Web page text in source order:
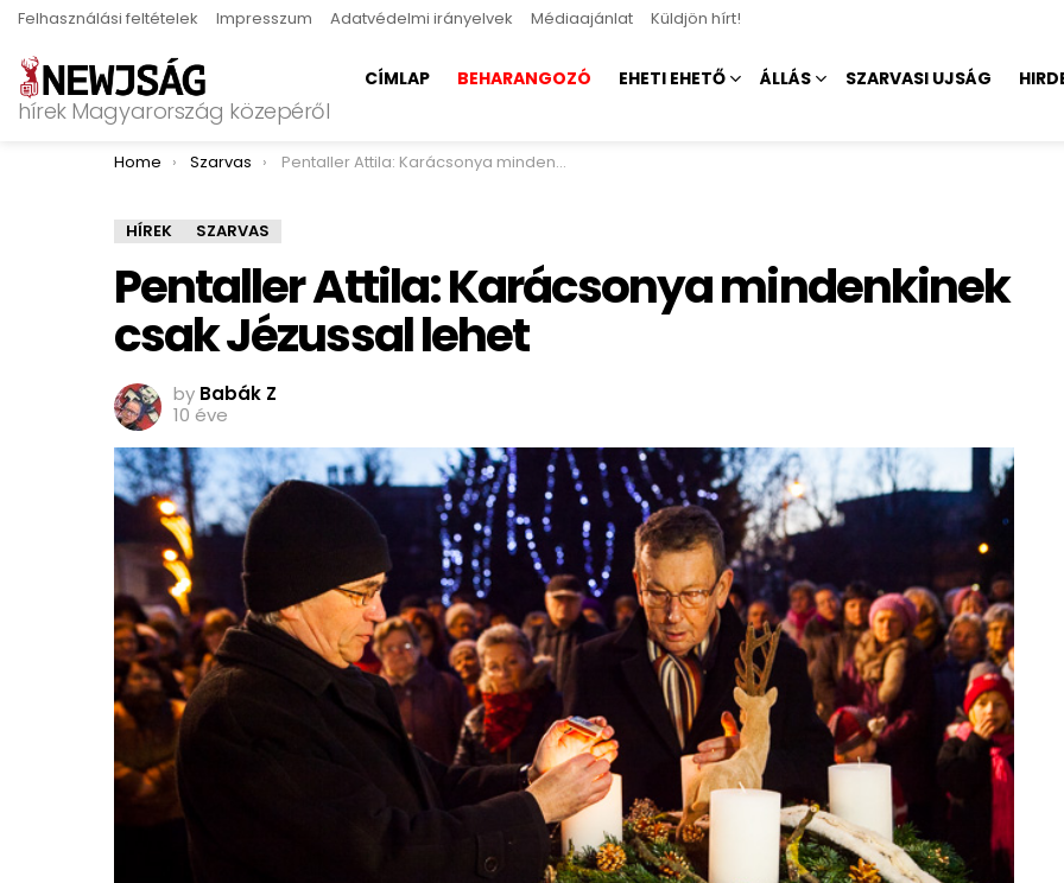
Felhasználási feltételek Impresszum Adatvédelmi irányelvek Médiaajánlat Küldjön hírt!
hírek Magyarország közepéről
CÍMLAP BEHARANGOZÓ EHETI EHETŐ ÁLLÁS SZARVASI UJSÁG
You are here:
Home Szarvas Pentaller Attila: Karácsonya mindenkinek csak Jézussal lehet
HÍREK SZARVAS
Pentaller Attila: Karácsonya mindenkinek
csak Jézussal lehet
by Babák Z
10 éve